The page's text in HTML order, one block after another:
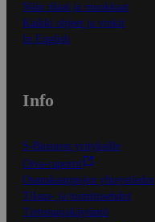
Näin tilaat ja muokkaat
Kaikki ohjeet ja vinkit
In English
Info
S-Business yrityksille
Oiva-raportit
Osuuskauppojen yhteystiedot
Tilaus- ja toimitusehdot
Tietosuojakäytäntö